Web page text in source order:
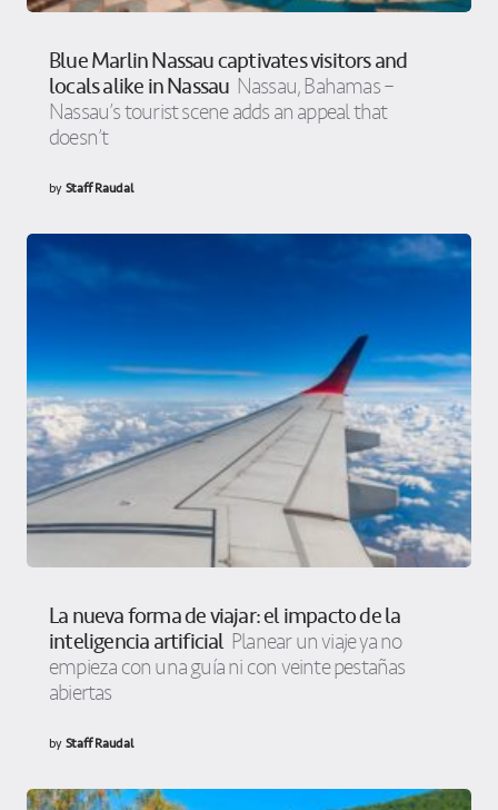
Blue Marlin Nassau captivates visitors and
locals alike in Nassau Nassau, Bahamas –
Nassau’s tourist scene adds an appeal that
doesn’t
byStaff Raudal
La nueva forma de viajar: el impacto de la
inteligencia artificial Planear un viaje ya no
empieza con una guía ni con veinte pestañas
abiertas
byStaff Raudal